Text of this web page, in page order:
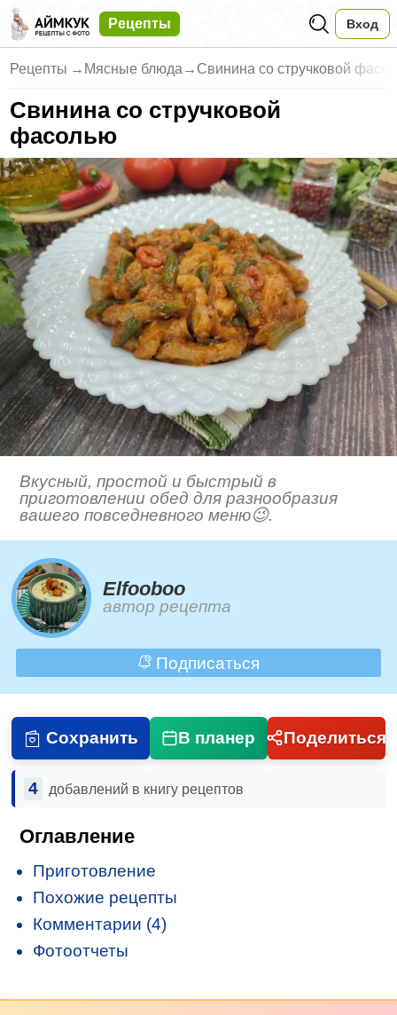
Рецепты Вход
Рецепты → Мясные блюда → Свинина со стручковой
Свинина со стручковой
фасолью
Вкусный, простой и быстрый в
приготовлении обед для разнообразия
вашего повседневного меню😉.
Elfooboo
автор рецепта
Подписаться
Сохранить В планер Поделиться
4 добавлений в книгу рецептов
Оглавление
Приготовление
Похожие рецепты
Комментарии (4)
Фотоотчеты